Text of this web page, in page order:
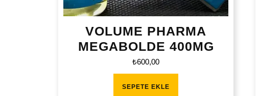
VOLUME PHARMA
MEGABOLDE 400MG
₺600,00
SEPETE EKLE